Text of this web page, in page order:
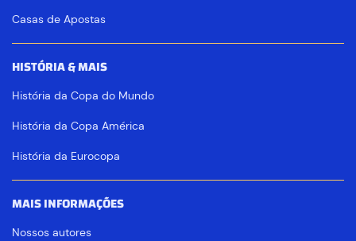
Casas de Apostas
HISTÓRIA & MAIS
História da Copa do Mundo
História da Copa América
História da Eurocopa
MAIS INFORMAÇÕES
Nossos autores